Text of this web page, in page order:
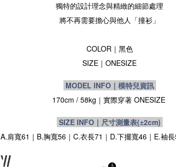
獨特的設計理念與精緻的細節處理
將不再需要擔心與他人「撞衫」
COLOR｜黑色
SIZE｜ONESIZE
MODEL INFO｜模特兒資訊
170cm / 58kg ｜實際穿著 ONESIZE
SIZE INFO｜尺寸測量表(±2cm)
A.肩寬61｜B.胸寬56｜C.衣長71｜D.下擺寬46｜E.袖